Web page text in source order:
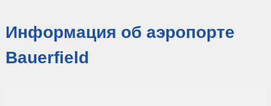
Информация об аэропорте
Bauerfield